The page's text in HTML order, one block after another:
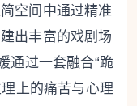
空间中通过精准
出丰富的戏剧场
通过一套融合“跪
上的痛苦与心理